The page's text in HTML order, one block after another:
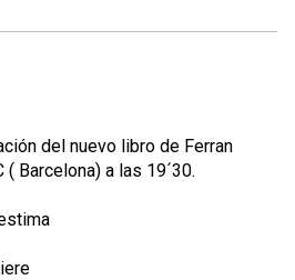
del nuevo libro de Ferran
( Barcelona) a las 19´30.